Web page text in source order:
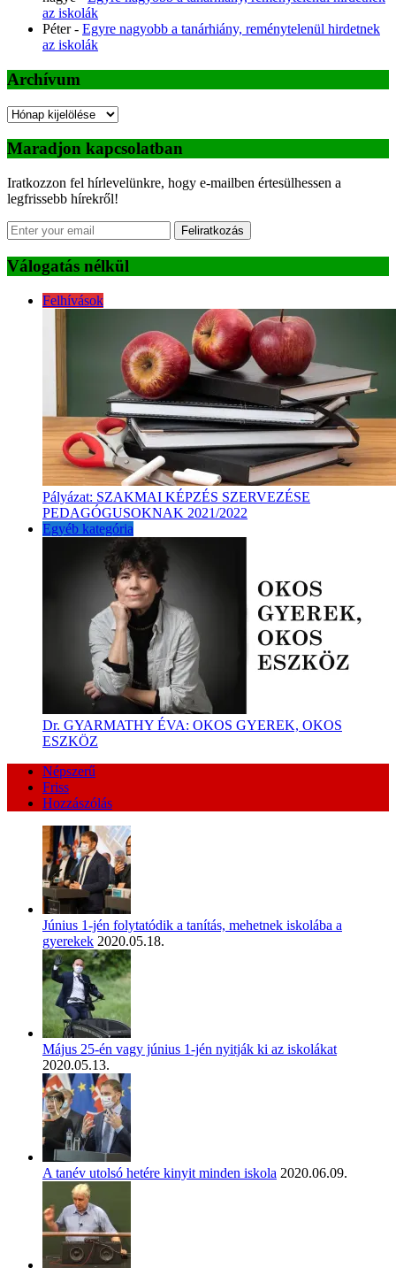
az iskolák
Péter- Egyre nagyobb a tanárhiány, reménytelenül hirdetnek
az iskolák
Archívum
Archívum
Maradjon kapcsolatban
Iratkozzon fel hírlevelünkre, hogy e-mailben értesülhessen a
legfrissebb hírekről!
Feliratkozás
Válogatás nélkül
Felhívások
Pályázat: SZAKMAI KÉPZÉS SZERVEZÉSE
PEDAGÓGUSOKNAK 2021/2022
Egyéb kategória
Dr. GYARMATHY ÉVA: OKOS GYEREK, OKOS
ESZKÖZ
Népszerű
Friss
Hozzászólás
Június 1-jén folytatódik a tanítás, mehetnek iskolába a
gyerekek 2020.05.18.
Május 25-én vagy június 1-jén nyitják ki az iskolákat
2020.05.13.
A tanév utolsó hetére kinyit minden iskola 2020.06.09.